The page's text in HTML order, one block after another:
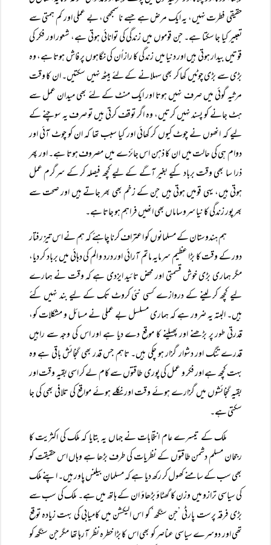
حقیقی فطرت نہیں، یہ ایک مرض ہے جسے ناسمجھی، بے عملی اور کم ہمتی سے
تعبیر کیا جا سکتا ہے۔ جن قوموں میں زندگی کی توانائی ہوتی ہے، شعور اور فکر کی
قوتیں بیدار ہوتی ہیں اور دنیا میں زندگی کا راز اُن کی نگاہوں پر فاش ہوتا ہے، وہ
بڑی سے بڑی چوٹیں کھا کر بھی سہلانے کے لئے بیٹھ نہیں سکتیں۔ ان کا وقت
مرثیہ گوئی میں صرف نہیں ہوتا اور ایک منٹ کے لئے بھی میدان عمل سے
ہٹ جانے کو پسند نہیں کرتیں، وہ اگر توقف کرتی ہیں تو صرف یہ سوچنے کے
لیے کہ انھوں نے چوٹ کیوں کر کھائی اور کیا سبب تھا کہ ان کو چوٹ آئی اور
دوام ہی کی حالت میں ان کا ذہن اس جائزے میں مصروف ہوتا ہے۔ اور پھر
ذرا سا بھی وقت برباد کیے بغیر آگے کے لیے کچھ فیصلہ کر کے سرگرم عمل
ہوتی ہیں، یہی قومیں ہوتی ہیں جن کے زخم بھی بھر جاتے ہیں اور صحت سے
بھرپور زندگی کا نیا سروساماں بھی انھیں فراہم ہو جاتا ہے۔
ہم ہندوستان کے مسلمانوں کو اعتراف کرنا چاہئے کہ ہم نے اس تیز رفتار
دور کے وقت کا بڑا عظیم سرمایہ ماتم آرائی اور درد و الم کی دہائی میں برباد کر دیا،
مگر ہماری بڑی خوش قسمتی اور محض تائید ایزدی ہے کہ وقت نے ہمارے
لیے کچھ کر لینے کے دروازے کسی نئی کروٹ تک کے لیے بند نہیں کئے
ہیں۔ البتہ یہ ضرور ہے کہ ہماری مسلسل بے عملی نے مسائل و مشکلات کو،
قدرتی طور پر بڑھنے اور پھیلنے کا موقع دے دیا ہے اور اس کی وجہ سے راہیں
قدرے تنگ اور دشوار گزار ہو چکی ہیں۔ تاہم جس قدر بھی گنجائش باقی ہے وہ
بہت کچھ ہے اور فکر و عمل کی پوری طاقتوں سے کام لے کر اسی بقیہ وقت اور
بقیہ گنجائشوں میں گزارے ہوئے وقت اور نکلے ہوئے مواقع کی تلافی بھی کی جا
سکتی ہے۔
ملک کے تیسرے عام انتخابات نے جہاں یہ بتایا کہ ملک کی اکثریت کا
رجحان مسلم دشمن طاقتوں کے نظریات کی طرف بڑھا ہے وہاں اس حقیقت کو
بھی سب کے سامنے کھول کر رکھ دیا ہے کہ مسلمان بیلنس پاور ہیں۔ اپنے ملک
کی سیاسی ترازو میں وزن کا گھٹاؤ بڑھاؤ ان کے ہاتھ میں ہے۔ ملک کی سب سے
بڑی فرقہ پرست پارٹی ’جن سنگھ‘ کو اس الیکشن میں کامیابی کی بہت زیادہ توقع
تھی اور دوسرے سیاسی عناصر کو بھی اس کا بڑا خطرہ نظر آرہا تھا مگر جن سنگھ کو